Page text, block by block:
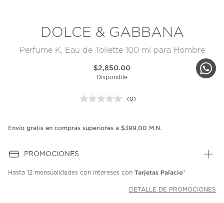
DOLCE & GABBANA
Perfume K, Eau de Toilette 100 ml para Hombre
$2,850.00
Disponible
Sin
en
(0)
Envío gratis en compras superiores a $399.00 M.N.
PROMOCIONES
Hasta 12 mensualidades con intereses con Tarjetas Palacio*
DETALLE DE PROMOCIONES